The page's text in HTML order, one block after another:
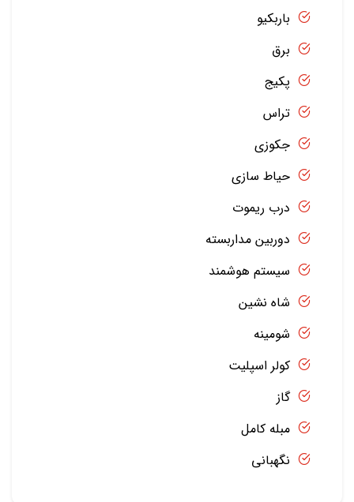
باربکیو
برق
پکیج
تراس
جکوزی
حیاط سازی
درب ریموت
دوربین مداربسته
سیستم هوشمند
شاه نشین
شومینه
کولر اسپلیت
گاز
مبله کامل
نگهبانی